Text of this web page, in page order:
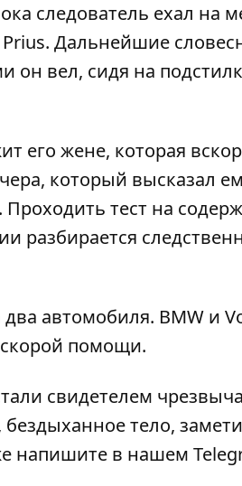
следователь ехал на
Дальнейшие
он вел, сидя на
его жене, которая
который высказал
тест на
разбирается
автомобиля. BMW и
скорой помощи.
свидетелем
тело,
напишите в нашем